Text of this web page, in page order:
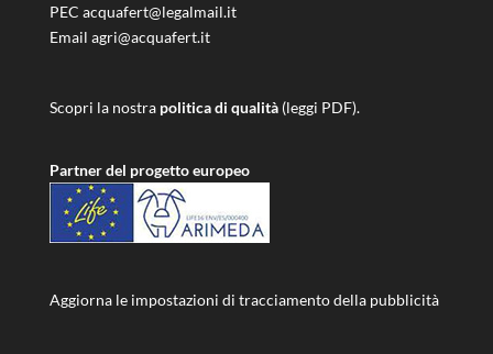
PEC acquafert@legalmail.it
Email agri@acquafert.it
Scopri la nostra politica di qualità(leggi PDF).
Partner del progetto europeo
Aggiorna le impostazioni di tracciamento della pubblicità